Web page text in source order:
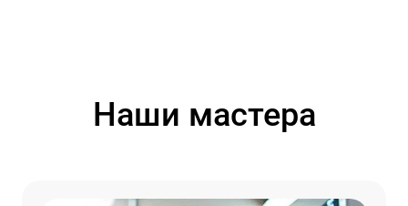
Наши мастера